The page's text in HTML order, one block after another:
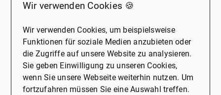
Wir verwenden Cookies 🍪
Wir verwenden Cookies, um beispielsweise
Funktionen für soziale Medien anzubieten oder
die Zugriffe auf unsere Website zu analysieren.
Sie geben Einwilligung zu unseren Cookies,
wenn Sie unsere Webseite weiterhin nutzen. Um
fortzufahren müssen Sie eine Auswahl treffen.